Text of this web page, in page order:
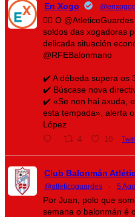
En Xogo @enxogog
🤾‍♀️ O
soldos das xogadoras
delicada situación
@RFEBalonmano
✔️ A débeda supera os
✔️ Búscase nova
✔️ «Se non hai axuda,
esta tempada», alerta
López
4 10
Club Balonmán
@atleticoguardes · 5 Ago
Por Juan, polo que
semana o balonmán é